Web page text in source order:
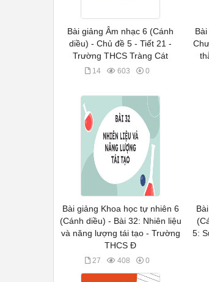
Bài giảng Âm nhạc 6 (Cánh
diều) - Chủ đề 5 - Tiết 21 -
Trường THCS Tràng Cát
14 603 0
Bài giảng Khoa học tự nhiên 6
(Cánh diều) - Bài 32: Nhiên liệu
và năng lượng tái tạo - Trường
THCS Đ
27 408 0
5: